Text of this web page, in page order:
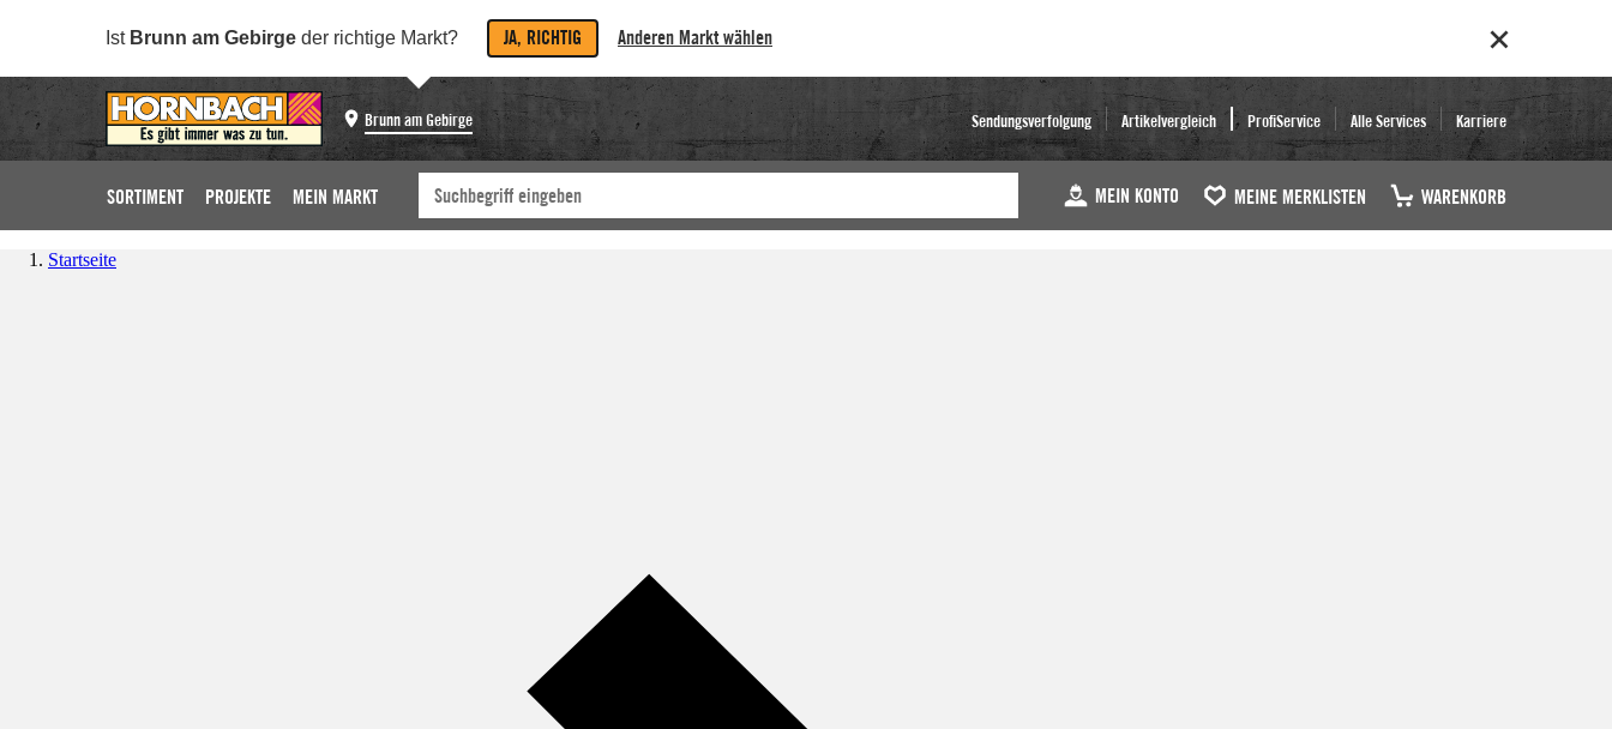
Ist Brunn am Gebirge der richtige Markt? JA, RICHTIG Anderen Markt wählen
Brunn am Gebirge Sendungsverfolgung Artikelvergleich ProfiService Alle Services Karriere
SORTIMENT PROJEKTE MEIN MARKT MEIN KONTO MEINE MERKLISTEN WARENKORB
Startseite